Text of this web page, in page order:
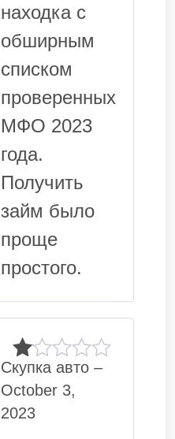
находка с
обширным
списком
проверенных
МФО 2023
года.
Получить
займ было
проще
простого.
Rated
1
out
Скупка авто –
October 3,
2023